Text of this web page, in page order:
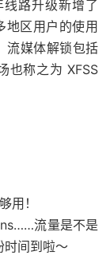
路升级新增了
地区用户的使用
流媒体解锁包括
也称之为 XFSS
用！
流量是不是
时间到啦～